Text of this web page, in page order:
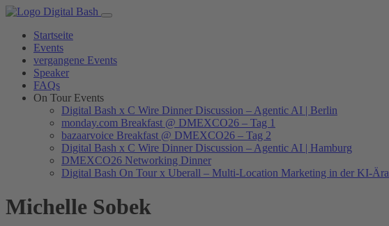
Startseite
Events
vergangene Events
Speaker
FAQs
On Tour Events
Digital Bash x C Wire Dinner Discussion – Agentic AI | Berlin
monday.com Breakfast @ DMEXCO26 – Tag 1
bazaarvoice Breakfast @ DMEXCO26 – Tag 2
Digital Bash x C Wire Dinner Discussion – Agentic AI | Hamburg
DMEXCO26 Networking Dinner
Digital Bash On Tour x Uberall – Multi-Location Marketing in der KI-Ära
Michelle Sobek